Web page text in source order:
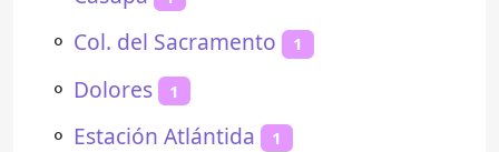
⚬ Col. del Sacramento 1
⚬ Dolores 1
⚬ Estación Atlántida 1